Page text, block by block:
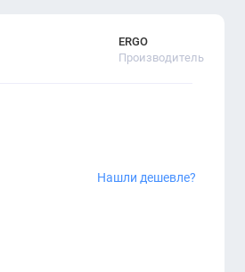
ERGO
Производитель
Нашли дешевле?